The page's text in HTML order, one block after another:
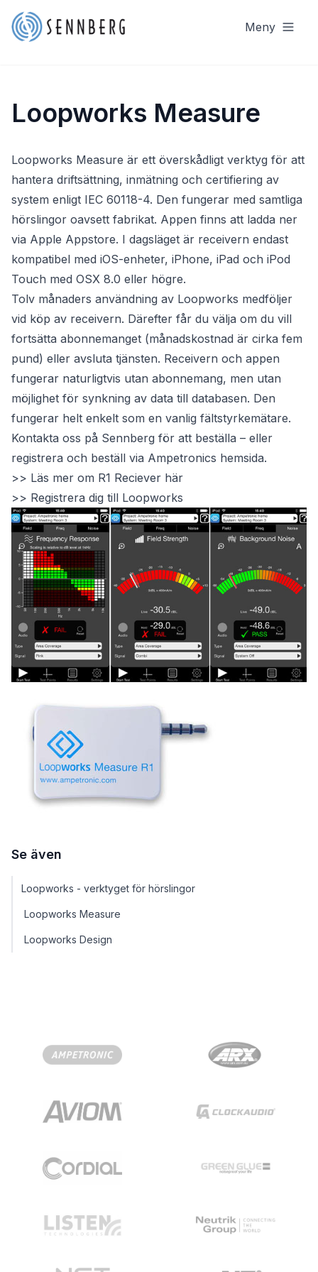
Meny
Loopworks Measure
Loopworks Measure är ett överskådligt verktyg för att
hantera driftsättning, inmätning och certifiering av
system enligt IEC 60118-4. Den fungerar med samtliga
hörslingor oavsett fabrikat. Appen finns att ladda ner
via Apple Appstore. I dagsläget är receivern endast
kompatibel med iOS-enheter, iPhone, iPad och iPod
Touch med OSX 8.0 eller högre.
Tolv månaders användning av Loopworks medföljer
vid köp av receivern. Därefter får du välja om du vill
fortsätta abonnemanget (månadskostnad är cirka fem
pund) eller avsluta tjänsten. Receivern och appen
fungerar naturligtvis utan abonnemang, men utan
möjlighet för synkning av data till databasen. Den
fungerar helt enkelt som en vanlig fältstyrkemätare.
Kontakta oss på Sennberg för att beställa – eller
registrera och beställ via Ampetronics hemsida.
>> Läs mer om R1 Reciever här
>> Registrera dig till Loopworks
Se även
Loopworks - verktyget för hörslingor
Loopworks Measure
Loopworks Design